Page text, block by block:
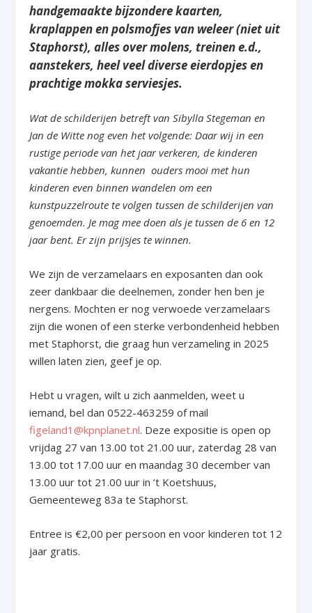
handgemaakte bijzondere kaarten,
kraplappen en polsmofjes van weleer (niet uit
Staphorst), alles over molens, treinen e.d.,
aanstekers, heel veel diverse eierdopjes en
prachtige mokka serviesjes.
Wat de schilderijen betreft van Sibylla Stegeman en
Jan de Witte nog even het volgende: Daar wij in een
rustige periode van het jaar verkeren, de kinderen
vakantie hebben, kunnen ouders mooi met hun
kinderen even binnen wandelen om een
kunstpuzzelroute te volgen tussen de schilderijen van
genoemden. Je mag mee doen als je tussen de 6 en 12
jaar bent. Er zijn prijsjes te winnen.
We zijn de verzamelaars en exposanten dan ook
zeer dankbaar die deelnemen, zonder hen ben je
nergens. Mochten er nog verwoede verzamelaars
zijn die wonen of een sterke verbondenheid hebben
met Staphorst, die graag hun verzameling in 2025
willen laten zien, geef je op.
Hebt u vragen, wilt u zich aanmelden, weet u
iemand, bel dan 0522-463259 of mail
figeland1@kpnplanet.nl. Deze expositie is open op
vrijdag 27 van 13.00 tot 21.00 uur, zaterdag 28 van
13.00 tot 17.00 uur en maandag 30 december van
13.00 uur tot 21.00 uur in ’t Koetshuus,
Gemeenteweg 83a te Staphorst.
Entree is €2,00 per persoon en voor kinderen tot 12
jaar gratis.